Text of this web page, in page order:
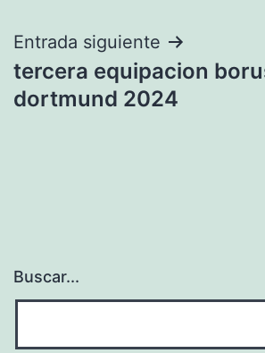
Entrada siguiente
tercera equipacion
dortmund 2024
Buscar...